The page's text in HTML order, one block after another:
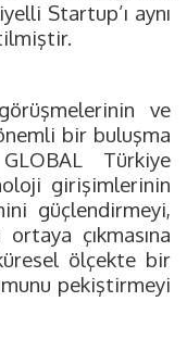
Startup’ı aynı
ve
bir buluşma
Türkiye
girişimlerinin
güçlendirmeyi,
çıkmasına
ölçekte bir
pekiştirmeyi